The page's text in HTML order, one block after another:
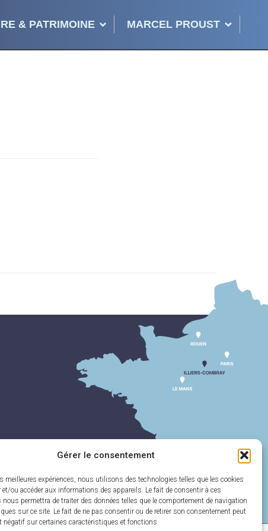
Gérer le consentement
meilleures expériences, nous utilisons des technologies telles que les cookies
et/ou accéder aux informations des appareils. Le fait de consentir à ces
nous permettra de traiter des données telles que le comportement de navigation
sur ce site. Le fait de ne pas consentir ou de retirer son consentement peut
négatif sur certaines caractéristiques et fonctions.
& PATRIMOINE MARCEL PROUST